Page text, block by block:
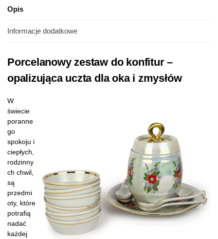
Opis
Informacje dodatkowe
Porcelanowy zestaw do konfitur –
opalizująca uczta dla oka i zmysłów
W
świecie
poranne
go
spokoju i
ciepłych,
rodzinny
ch chwil,
są
przedmi
oty, które
potrafią
nadać
każdej